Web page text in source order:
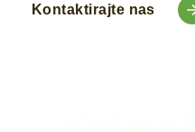
Kontaktirajte nas